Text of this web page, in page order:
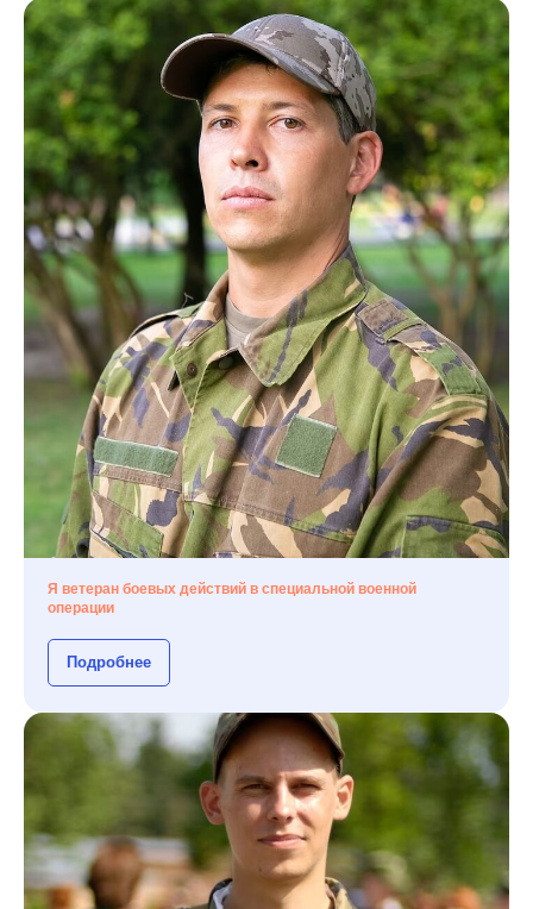
Я ветеран боевых действий в специальной военной
операции
Подробнее